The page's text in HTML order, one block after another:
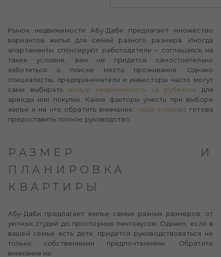
Рынок недвижимости Абу-Даби предлагает множество
вариантов жилья для семей разного размера. Иногда
апартаменты спонсируют работодатели – соглашаясь на
такие условия, вам не придется самостоятельно
заботиться о поиске места проживания. Однако
специалисты, предприниматели и инвесторы часто могут
сами выбирать жилую недвижимость за рубежом для
аренды или покупки. Какие факторы учесть при выборе
жилья и на что обратить внимание: наша команда готова
предоставить полное руководство.
РАЗМЕР И
ПЛАНИРОВКА
КВАРТИРЫ
Абу-Даби предлагает жилье самых разных размеров: от
уютных студий до просторных пентхаусов. Однако, если в
вашей семье есть дети, придется руководствоваться не
только собственными предпочтениями. Обратите
внимание на: